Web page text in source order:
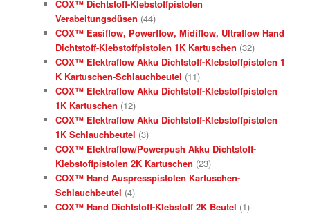
COX™ Dichtstoff-Klebstoffpistolen
Verabeitungsdüsen (44)
COX™ Easiflow, Powerflow, Midiflow, Ultraflow Hand
Dichtstoff-Klebstoffpistolen 1K Kartuschen (32)
COX™ Elektraflow Akku Dichtstoff-Klebstoffpistolen 1
K Kartuschen-Schlauchbeutel (11)
COX™ Elektraflow Akku Dichtstoff-Klebstoffpistolen
1K Kartuschen (12)
COX™ Elektraflow Akku Dichtstoff-Klebstoffpistolen
1K Schlauchbeutel (3)
COX™ Elektraflow/Powerpush Akku Dichtstoff-
Klebstoffpistolen 2K Kartuschen (23)
COX™ Hand Auspresspistolen Kartuschen-
Schlauchbeutel (4)
COX™ Hand Dichtstoff-Klebstoff 2K Beutel (1)